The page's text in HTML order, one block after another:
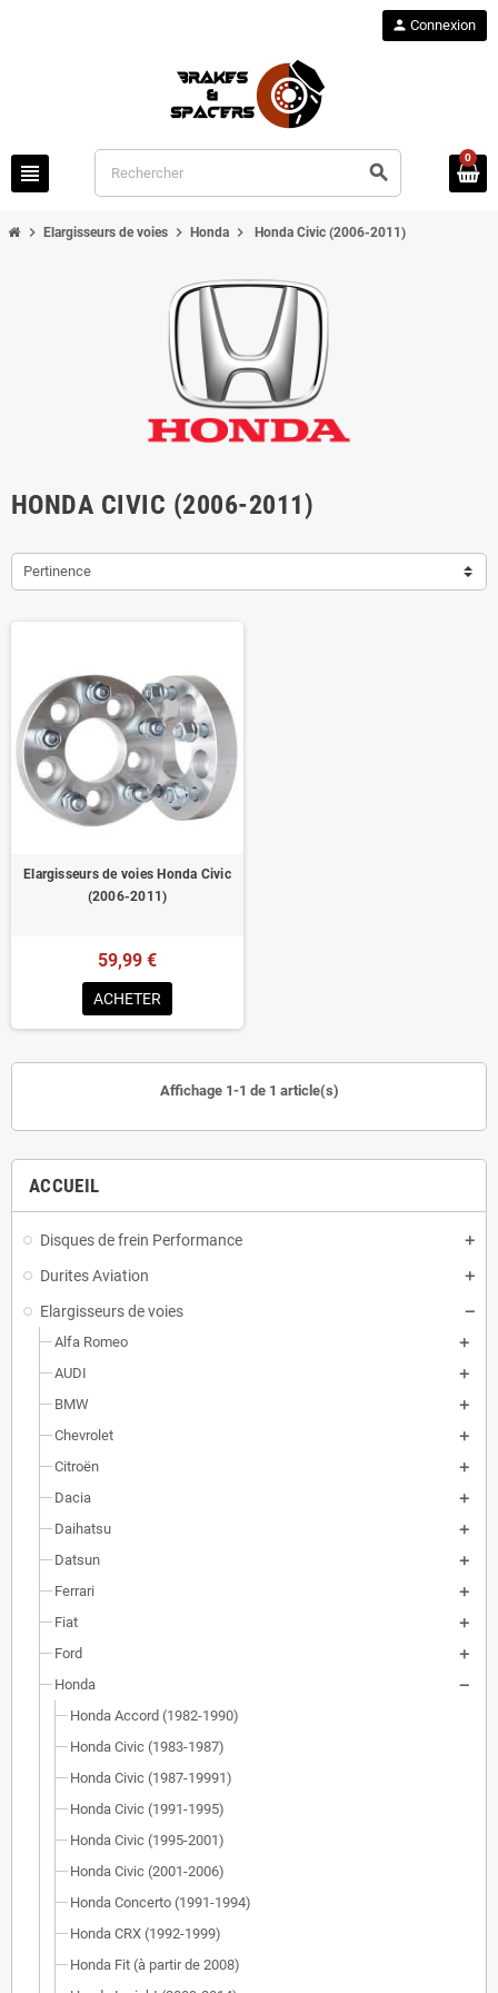
view_headline search
person Connexion
0
chevron_right Elargisseurs de voies chevron_right Honda chevron_right Honda Civic (2006-2011)
ACCUEIL
Disques de frein Performance
Durites Aviation
Elargisseurs de voies
Alfa Romeo
AUDI
BMW
Chevrolet
Citroën
Dacia
Daihatsu
Datsun
Ferrari
Fiat
Ford
Honda
Honda Accord (1982-1990)
Honda Civic (1983-1987)
Honda Civic (1987-19991)
Honda Civic (1991-1995)
Honda Civic (1995-2001)
Honda Civic (2001-2006)
Honda Concerto (1991-1994)
Honda CRX (1992-1999)
Honda Fit (à partir de 2008)
HONDA CIVIC (2006-2011)
Pertinence
Elargisseurs de voies Honda Civic
(2006-2011)
59,99 €
ACHETER
Affichage 1-1 de 1 article(s)